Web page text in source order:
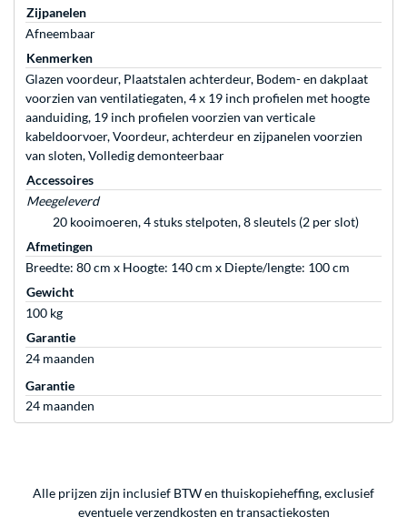
Zijpanelen
Afneembaar
Kenmerken
Glazen voordeur, Plaatstalen achterdeur, Bodem- en dakplaat
voorzien van ventilatiegaten, 4 x 19 inch profielen met hoogte
aanduiding, 19 inch profielen voorzien van verticale
kabeldoorvoer, Voordeur, achterdeur en zijpanelen voorzien
van sloten, Volledig demonteerbaar
Accessoires
Meegeleverd
20 kooimoeren, 4 stuks stelpoten, 8 sleutels (2 per slot)
Afmetingen
Breedte: 80 cm x Hoogte: 140 cm x Diepte/lengte: 100 cm
Gewicht
100 kg
Garantie
24 maanden
Garantie
24 maanden
Alle prijzen zijn inclusief BTW en thuiskopieheffing, exclusief
eventueleverzendkosten en transactiekosten